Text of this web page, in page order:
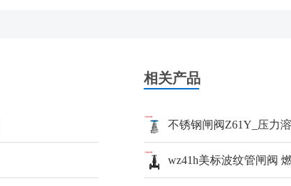
相关产品
不锈钢闸阀Z61Y_压力
wz41h美标波纹管闸阀